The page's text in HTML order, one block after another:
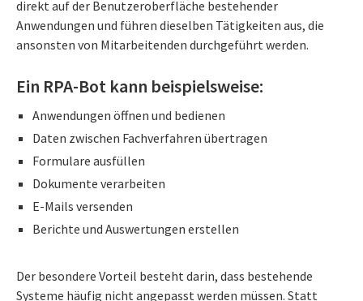
direkt auf der Benutzeroberfläche bestehender
Anwendungen und führen dieselben Tätigkeiten aus, die
ansonsten von Mitarbeitenden durchgeführt werden.
Ein RPA-Bot kann beispielsweise:
Anwendungen öffnen und bedienen
Daten zwischen Fachverfahren übertragen
Formulare ausfüllen
Dokumente verarbeiten
E-Mails versenden
Berichte und Auswertungen erstellen
Der besondere Vorteil besteht darin, dass bestehende
Systeme häufig nicht angepasst werden müssen. Statt